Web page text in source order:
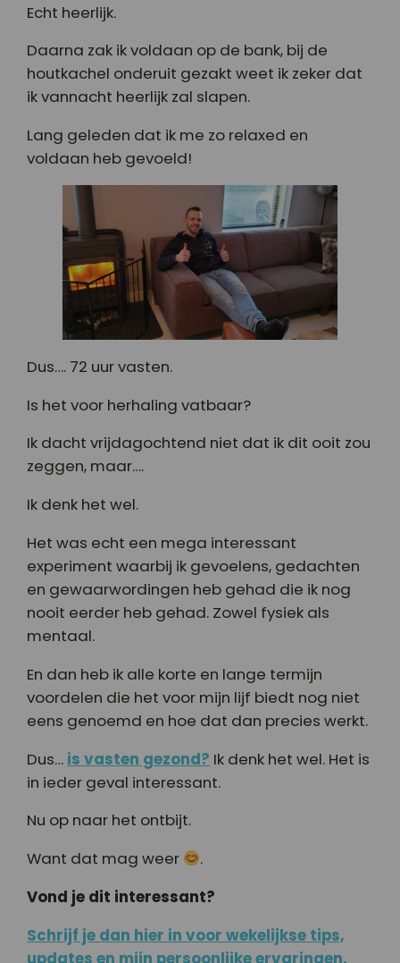
Echt heerlijk.
Daarna zak ik voldaan op de bank, bij de
houtkachel onderuit gezakt weet ik zeker dat
ik vannacht heerlijk zal slapen.
Lang geleden dat ik me zo relaxed en
voldaan heb gevoeld!
Dus…. 72 uur vasten.
Is het voor herhaling vatbaar?
Ik dacht vrijdagochtend niet dat ik dit ooit zou
zeggen, maar….
Ik denk het wel.
Het was echt een mega interessant
experiment waarbij ik gevoelens, gedachten
en gewaarwordingen heb gehad die ik nog
nooit eerder heb gehad. Zowel fysiek als
mentaal.
En dan heb ik alle korte en lange termijn
voordelen die het voor mijn lijf biedt nog niet
eens genoemd en hoe dat dan precies werkt.
Dus… is vasten gezond? Ik denk het wel. Het is
in ieder geval interessant.
Nu op naar het ontbijt.
Want dat mag weer
.
Vond je dit interessant?
Schrijf je dan hier in voor wekelijkse tips,
updates en mijn persoonlijke ervaringen.